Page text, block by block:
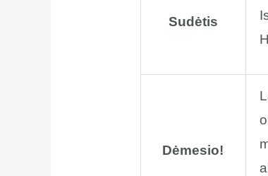
Sudėtis
Dėmesio!